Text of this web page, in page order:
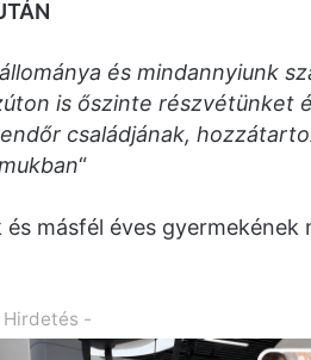
és mindannyiunk
is őszinte részvétünket
családjának,
“
másfél éves gyermekének
Hirdetés -